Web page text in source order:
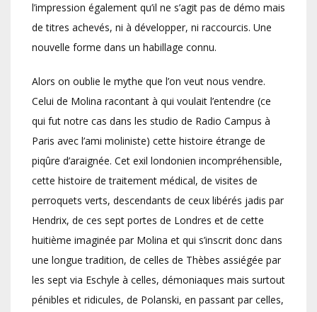
l’impression également qu’il ne s’agit pas de démo mais
de titres achevés, ni à développer, ni raccourcis. Une
nouvelle forme dans un habillage connu.
Alors on oublie le mythe que l’on veut nous vendre.
Celui de Molina racontant à qui voulait l’entendre (ce
qui fut notre cas dans les studio de Radio Campus à
Paris avec l’ami moliniste) cette histoire étrange de
piqûre d’araignée. Cet exil londonien incompréhensible,
cette histoire de traitement médical, de visites de
perroquets verts, descendants de ceux libérés jadis par
Hendrix, de ces sept portes de Londres et de cette
huitième imaginée par Molina et qui s’inscrit donc dans
une longue tradition, de celles de Thèbes assiégée par
les sept via Eschyle à celles, démoniaques mais surtout
pénibles et ridicules, de Polanski, en passant par celles,